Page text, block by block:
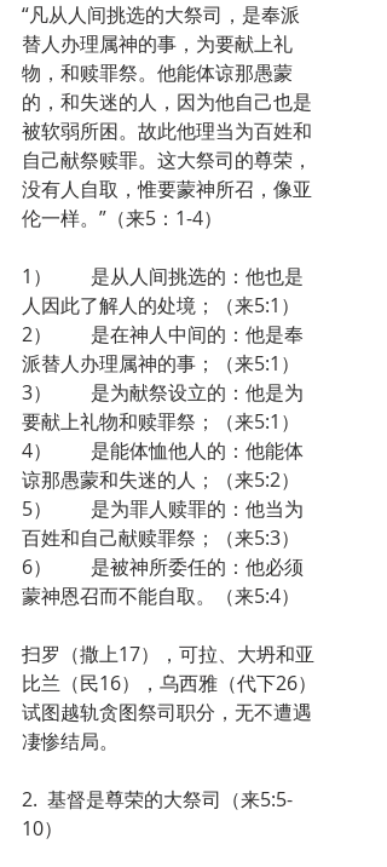
“凡从人间挑选的大祭司，是奉派
替人办理属神的事，为要献上礼
物，和赎罪祭。他能体谅那愚蒙
的，和失迷的人，因为他自己也是
被软弱所困。故此他理当为百姓和
自己献祭赎罪。这大祭司的尊荣，
没有人自取，惟要蒙神所召，像亚
伦一样。”（来5：1-4）
1）        是从人间挑选的：他也是
人因此了解人的处境；（来5:1）
2）        是在神人中间的：他是奉
派替人办理属神的事；（来5:1）
3）        是为献祭设立的：他是为
要献上礼物和赎罪祭；（来5:1）
4）        是能体恤他人的：他能体
谅那愚蒙和失迷的人；（来5:2）
5）        是为罪人赎罪的：他当为
百姓和自己献赎罪祭；（来5:3）
6）        是被神所委任的：他必须
蒙神恩召而不能自取。（来5:4）
扫罗（撒上17），可拉、大坍和亚
比兰（民16），乌西雅（代下26）
试图越轨贪图祭司职分，无不遭遇
凄惨结局。
2.  基督是尊荣的大祭司（来5:5-
10）